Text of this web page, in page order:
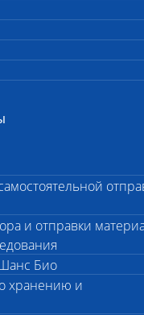
и отправки
Био
хранению и
за два часа до
кормление
промыть
можно
МАТЕРИАЛ,
Блера
(Стюарта)